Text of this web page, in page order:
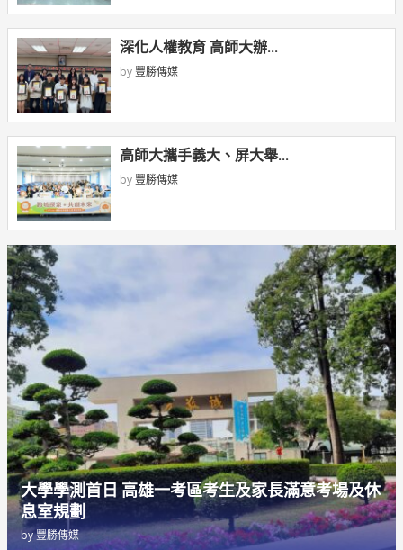
深化人權教育 高師大辦...
by 豐勝傳媒
高師大攜手義大、屏大舉...
by 豐勝傳媒
大學學測首日 高雄一考區考生及家長滿意考場及休
息室規劃
by豐勝傳媒